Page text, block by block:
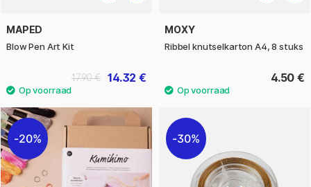
MAPED
Blow Pen Art Kit
14.32 €
17.90 €
MOXY
Ribbel knutselkarton A4, 8 stuks
4.50 €
20% 30%